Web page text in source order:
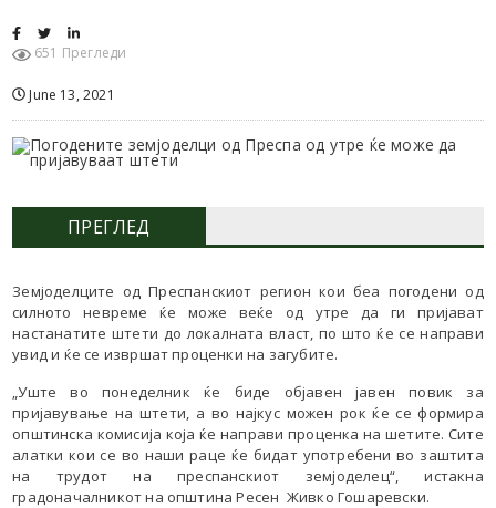
651 Прегледи
June 13, 2021
ПРЕГЛЕД
Земјоделците од Преспанскиот регион кои беа погодени од
силното невреме ќе може веќе од утре да ги пријават
настанатите штети до локалната власт, по што ќе се направи
увид и ќе се извршат проценки на загубите.
„Уште во понеделник ќе биде објавен јавен повик за
пријавување на штети, а во најкус можен рок ќе се формира
општинска комисија која ќе направи проценка на шетите. Сите
алатки кои се во наши раце ќе бидат употребени во заштита
на трудот на преспанскиот земјоделец“, истакна
градоначалникот на општина Ресен Живко Гошаревски.